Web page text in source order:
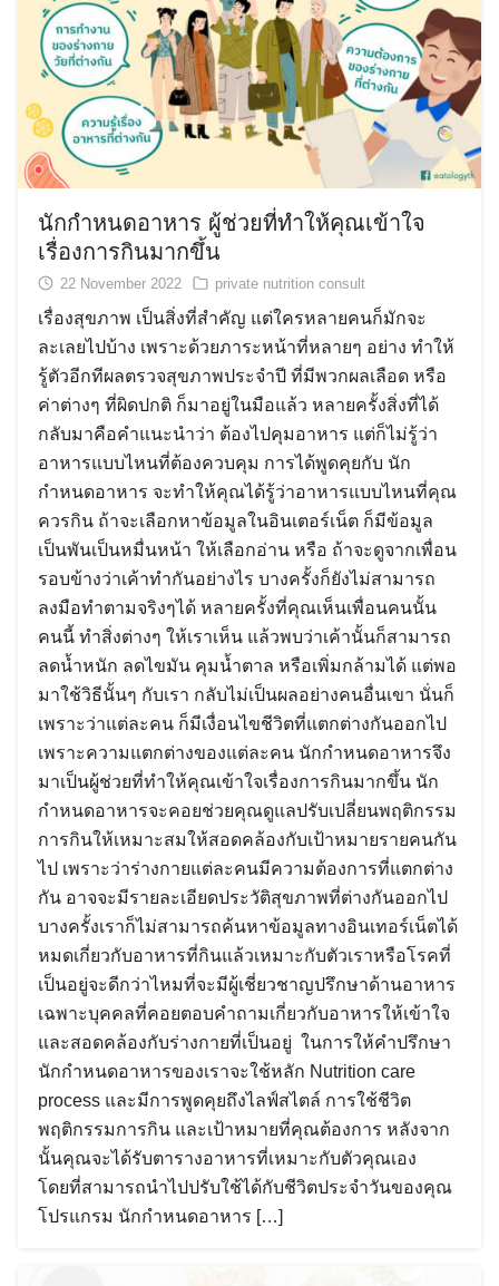
นักกำหนดอาหาร ผู้ช่วยที่ทำให้คุณเข้าใจ
เรื่องการกินมากขึ้น
22 November 2022 private nutrition consult
เรื่องสุขภาพ เป็นสิ่งที่สำคัญ แต่ใครหลายคนก็มักจะ
ละเลยไปบ้าง เพราะด้วยภาระหน้าที่หลายๆ อย่าง ทำให้
รู้ตัวอีกทีผลตรวจสุขภาพประจำปี ที่มีพวกผลเลือด หรือ
ค่าต่างๆ ที่ผิดปกติ ก็มาอยู่ในมือแล้ว หลายครั้งสิ่งที่ได้
กลับมาคือคำแนะนำว่า ต้องไปคุมอาหาร แต่ก็ไม่รู้ว่า
อาหารแบบไหนที่ต้องควบคุม การได้พูดคุยกับ นัก
กำหนดอาหาร จะทำให้คุณได้รู้ว่าอาหารแบบไหนที่คุณ
ควรกิน ถ้าจะเลือกหาข้อมูลในอินเตอร์เน็ต ก็มีข้อมูล
เป็นพันเป็นหมื่นหน้า ให้เลือกอ่าน หรือ ถ้าจะดูจากเพื่อน
รอบข้างว่าเค้าทำกันอย่างไร บางครั้งก็ยังไม่สามารถ
ลงมือทำตามจริงๆได้ หลายครั้งที่คุณเห็นเพื่อนคนนั้น
คนนี้ ทำสิ่งต่างๆ ให้เราเห็น แล้วพบว่าเค้านั้นก็สามารถ
ลดน้ำหนัก ลดไขมัน คุมน้ำตาล หรือเพิ่มกล้ามได้ แต่พอ
มาใช้วิธีนั้นๆ กับเรา กลับไม่เป็นผลอย่างคนอื่นเขา นั่นก็
เพราะว่าแต่ละคน ก็มีเงื่อนไขชีวิตที่แตกต่างกันออกไป
เพราะความแตกต่างของแต่ละคน นักกำหนดอาหารจึง
มาเป็นผู้ช่วยที่ทำให้คุณเข้าใจเรื่องการกินมากขึ้น นัก
กำหนดอาหารจะคอยช่วยคุณดูแลปรับเปลี่ยนพฤติกรรม
การกินให้เหมาะสมให้สอดคล้องกับเป้าหมายรายคนกัน
ไป เพราะว่าร่างกายแต่ละคนมีความต้องการที่แตกต่าง
กัน อาจจะมีรายละเอียดประวัติสุขภาพที่ต่างกันออกไป
บางครั้งเราก็ไม่สามารถค้นหาข้อมูลทางอินเทอร์เน็ตได้
หมดเกี่ยวกับอาหารที่กินแล้วเหมาะกับตัวเราหรือโรคที่
เป็นอยู่จะดีกว่าไหมที่จะมีผู้เชี่ยวชาญปรึกษาด้านอาหาร
เฉพาะบุคคลที่คอยตอบคำถามเกี่ยวกับอาหารให้เข้าใจ
และสอดคล้องกับร่างกายที่เป็นอยู่ ในการให้คำปรึกษา
นักกำหนดอาหารของเราจะใช้หลัก Nutrition care
process และมีการพูดคุยถึงไลฟ์สไตล์ การใช้ชีวิต
พฤติกรรมการกิน และเป้าหมายที่คุณต้องการ หลังจาก
นั้นคุณจะได้รับตารางอาหารที่เหมาะกับตัวคุณเอง
โดยที่สามารถนำไปปรับใช้ได้กับชีวิตประจำวันของคุณ
โปรแกรม นักกำหนดอาหาร […]